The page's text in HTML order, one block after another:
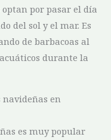
por pasar⁢ el día
del sol y el mar.⁤ Es
de barbacoas al
‍durante⁤ la
navideñas en
es muy popular